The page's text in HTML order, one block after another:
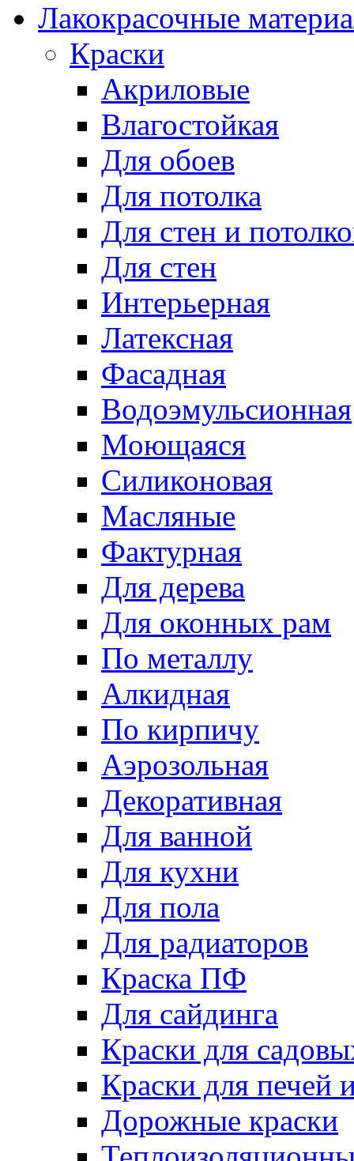
Лакокрасочные
Краски
Акриловые
Влагостойкая
Для обоев
Для потолка
Для стен и
Для стен
Интерьерная
Латексная
Фасадная
Водоэмульсионная
Моющаяся
Силиконовая
Масляные
Фактурная
Для дерева
Для оконных рам
По металлу
Алкидная
По кирпичу
Аэрозольная
Декоративная
Для ванной
Для кухни
Для пола
Для радиаторов
Краска ПФ
Для сайдинга
Краски для
Краски для печей
Дорожные краски